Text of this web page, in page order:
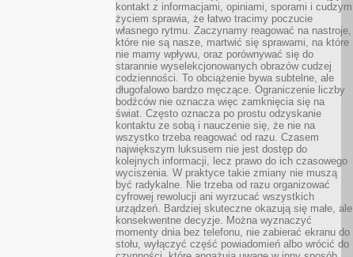
kontakt z informacjami, opiniami, sporami i cudzym
życiem sprawia, że łatwo tracimy poczucie
własnego rytmu. Zaczynamy reagować na nastroje,
które nie są nasze, martwić się sprawami, na które
nie mamy wpływu, oraz porównywać się do
starannie wyselekcjonowanych obrazów cudzej
codzienności. To obciążenie bywa subtelne, ale
długofalowo bardzo męczące. Ograniczenie liczby
bodźców nie oznacza więc zamknięcia się na
świat. Często oznacza po prostu odzyskanie
kontaktu ze sobą i nauczenie się, że nie na
wszystko trzeba reagować od razu. Czasem
największym luksusem nie jest dostęp do
kolejnych informacji, lecz prawo do ich czasowego
wyciszenia. W praktyce takie zmiany nie muszą
być radykalne. Nie trzeba od razu organizować
cyfrowej rewolucji ani wyrzucać wszystkich
urządzeń. Bardziej skuteczne okazują się małe, ale
konsekwentne decyzje. Można wyznaczyć
momenty dnia bez telefonu, nie zabierać ekranu do
stołu, wyłączyć część powiadomień albo wrócić do